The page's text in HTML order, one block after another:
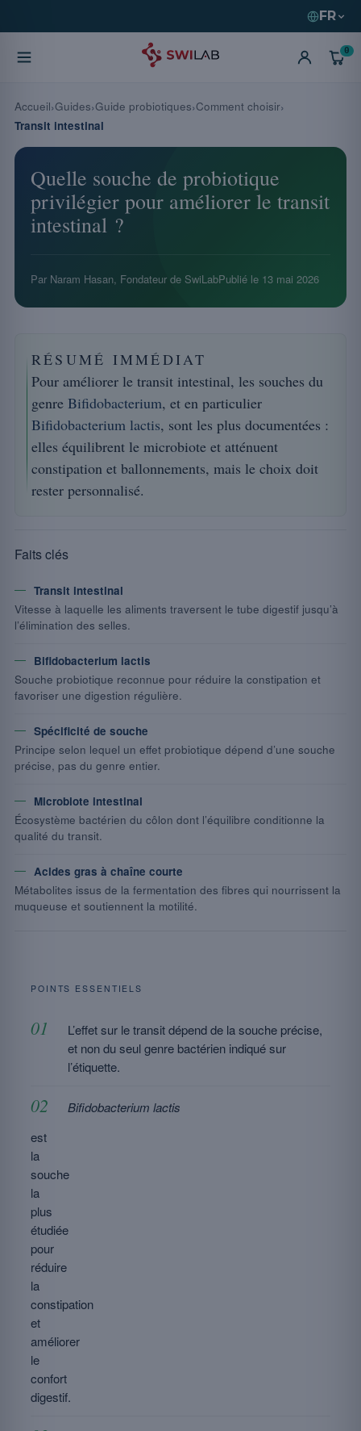
FR
0
Quelle souche de probiotique
privilégier pour améliorer le transit
intestinal ?
Par Naram Hasan, Fondateur de SwiLabPublié le 13 mai 2026
RÉSUMÉ IMMÉDIAT
Pour améliorer le transit intestinal, les souches du
genre Bifidobacterium, et en particulier
Bifidobacterium lactis, sont les plus documentées :
elles équilibrent le microbiote et atténuent
constipation et ballonnements, mais le choix doit
rester personnalisé.
Faits clés
Transit intestinal
Vitesse à laquelle les aliments traversent le tube digestif jusqu’à
l’élimination des selles.
Bifidobacterium lactis
Souche probiotique reconnue pour réduire la constipation et
favoriser une digestion régulière.
Spécificité de souche
Principe selon lequel un effet probiotique dépend d’une souche
précise, pas du genre entier.
Microbiote intestinal
Écosystème bactérien du côlon dont l’équilibre conditionne la
qualité du transit.
Acides gras à chaîne courte
Métabolites issus de la fermentation des fibres qui nourrissent la
muqueuse et soutiennent la motilité.
POINTS ESSENTIELS
L’effet sur le transit dépend de la souche précise,
et non du seul genre bactérien indiqué sur
l’étiquette.
Bifidobacterium lactis
est
la
souche
la
plus
étudiée
pour
réduire
la
constipation
et
améliorer
le
confort
digestif.
Accueil Guides Guide probiotiques Comment choisir
Transit intestinal